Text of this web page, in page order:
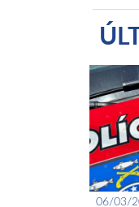
06/03/